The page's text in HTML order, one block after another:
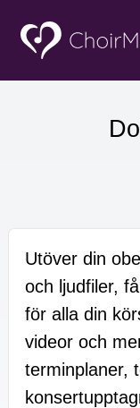
Utöver din
och ljudfiler,
för alla din
videor och
terminplaner,